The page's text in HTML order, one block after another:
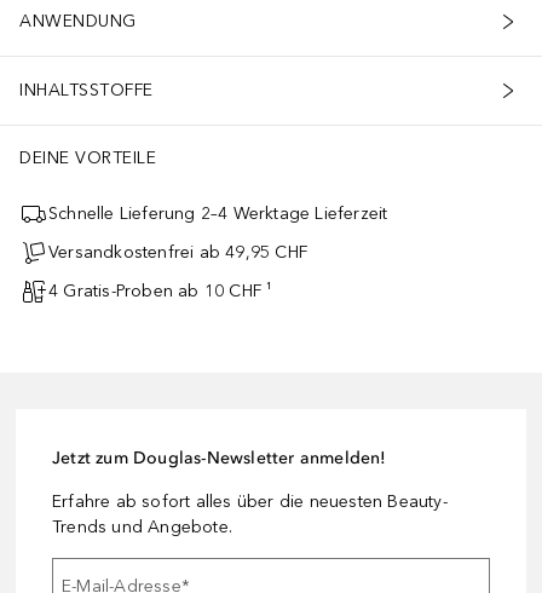
ANWENDUNG
INHALTSSTOFFE
DEINE VORTEILE
Schnelle Lieferung 2–4 Werktage Lieferzeit
Versandkostenfrei ab 49,95 CHF
4 Gratis-Proben ab 10 CHF ¹
Jetzt zum Douglas-Newsletter anmelden!
Erfahre ab sofort alles über die neuesten Beauty-
Trends und Angebote.
E-Mail-Adresse*